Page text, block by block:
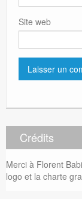
Site web
Crédits
Merci à Florent
logo et la charte